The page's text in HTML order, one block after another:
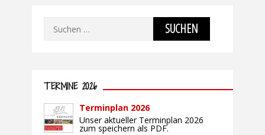
Suchen
TERMINE 2026
Terminplan 2026
Unser aktueller Terminplan 2026
zum speichern als PDF.